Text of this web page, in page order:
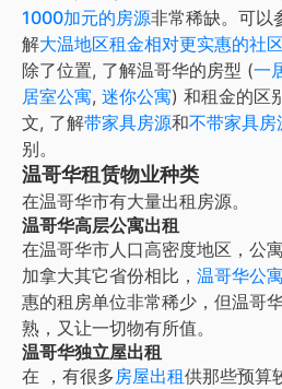
1000加元的房源非常稀缺。可以
解大温地区租金相对更实惠的社区
除了位置, 了解温哥华的房型 (一
居室公寓, 迷你公寓) 和租金的区
文, 了解带家具房源和不带家具房
别。
温哥华租赁物业种类
在温哥华市有大量出租房源。
温哥华高层公寓出租
在温哥华市人口高密度地区，公
加拿大其它省份相比， 温哥华公寓
惠的租房单位非常稀少，但温哥
熟，又让一切物有所值。
温哥华独立屋出租
在
，有很多房屋出租供那些预算